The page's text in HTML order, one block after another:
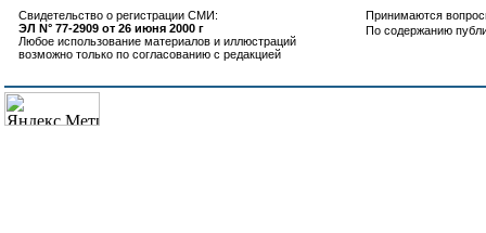
Свидетельство о регистрации СМИ:
ЭЛ N° 77-2909 от 26 июня 2000 г
Любое использование материалов и иллюстраций
возможно только по согласованию с редакцией
Принимаются
По содержанию